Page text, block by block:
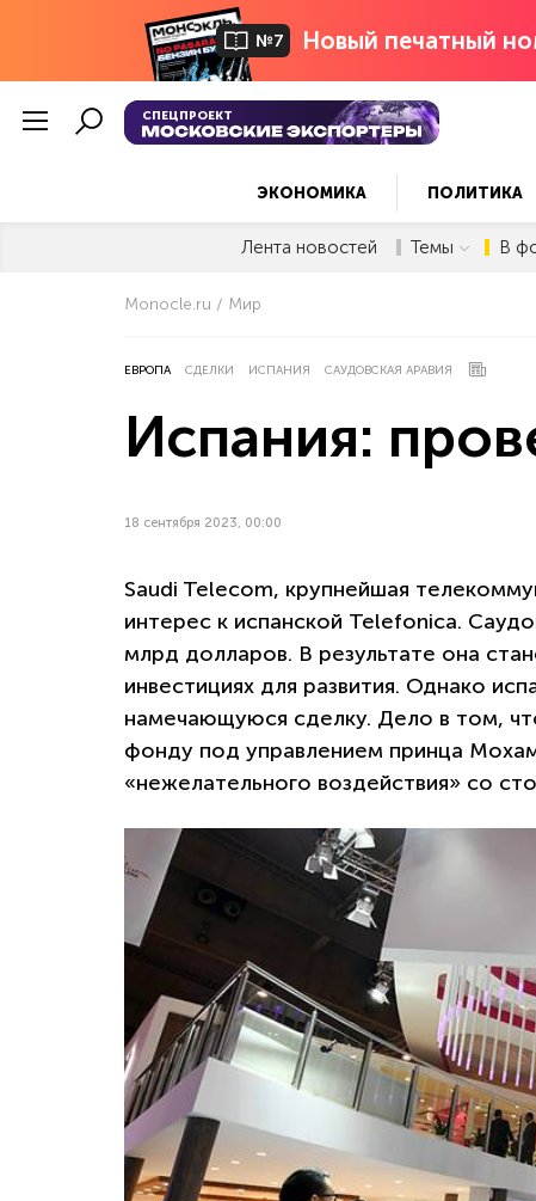
№7 Новый печатный
СПЕЦПРОЕКТ
ЭКОНОМИКА ПОЛИТИКА
Лента новостей Темы В
Monocle.ru Мир
ЕВРОПА СДЕЛКИ ИСПАНИЯ САУДОВСКАЯ АРАВИЯ
Испания:
18 сентября 2023, 00:00
Saudi Telecom, крупнейшая
интерес к испанской Telefonica.
млрд долларов. В результате она
инвестициях для развития. Однако
намечающуюся сделку. Дело в том,
фонду под управлением принца
«нежелательного воздействия» со